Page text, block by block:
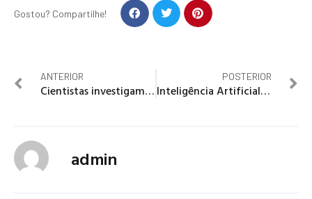
Gostou? Compartilhe!
ANTERIOR
Cientistas investigam morte de dezenas de botos-cinza na Baía de Sepetiba
POSTERIOR
Inteligência Artificial será destaque em 2018: saiba como se preparar para o mercado de trabalho
admin